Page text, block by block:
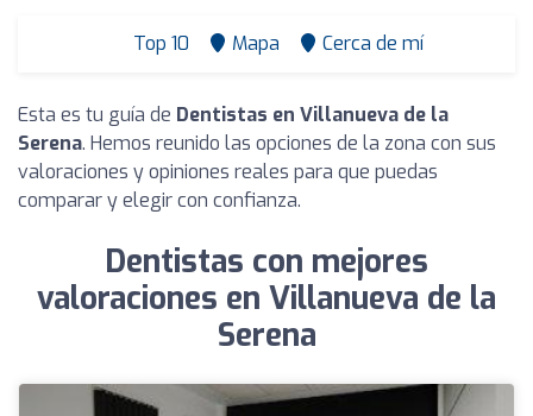
Top 10 Mapa Cerca de mí
Esta es tu guía de Dentistas en Villanueva de la
Serena. Hemos reunido las opciones de la zona con sus
valoraciones y opiniones reales para que puedas
comparar y elegir con confianza.
Dentistas con mejores
valoraciones en Villanueva de la
Serena